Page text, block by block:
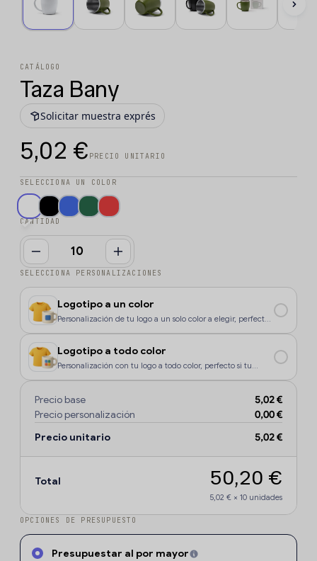
CATÁLOGO
Taza Bany
Solicitar muestra exprés
5,02 € PRECIO UNITARIO
SELECCIONA UN COLOR
CANTIDAD
SELECCIONA PERSONALIZACIONES
Logotipo a un color
Personalización de tu logo a un solo color a elegir, perfecto
Logotipo a todo color
Personalización con tu logo a todo color, perfecto si tu
Precio base
5,02 €
Precio personalización
0,00 €
Precio unitario
5,02 €
Total 50,20 €
5,02 € × 10 unidades
OPCIONES DE PRESUPUESTO
Presupuestar al por mayor